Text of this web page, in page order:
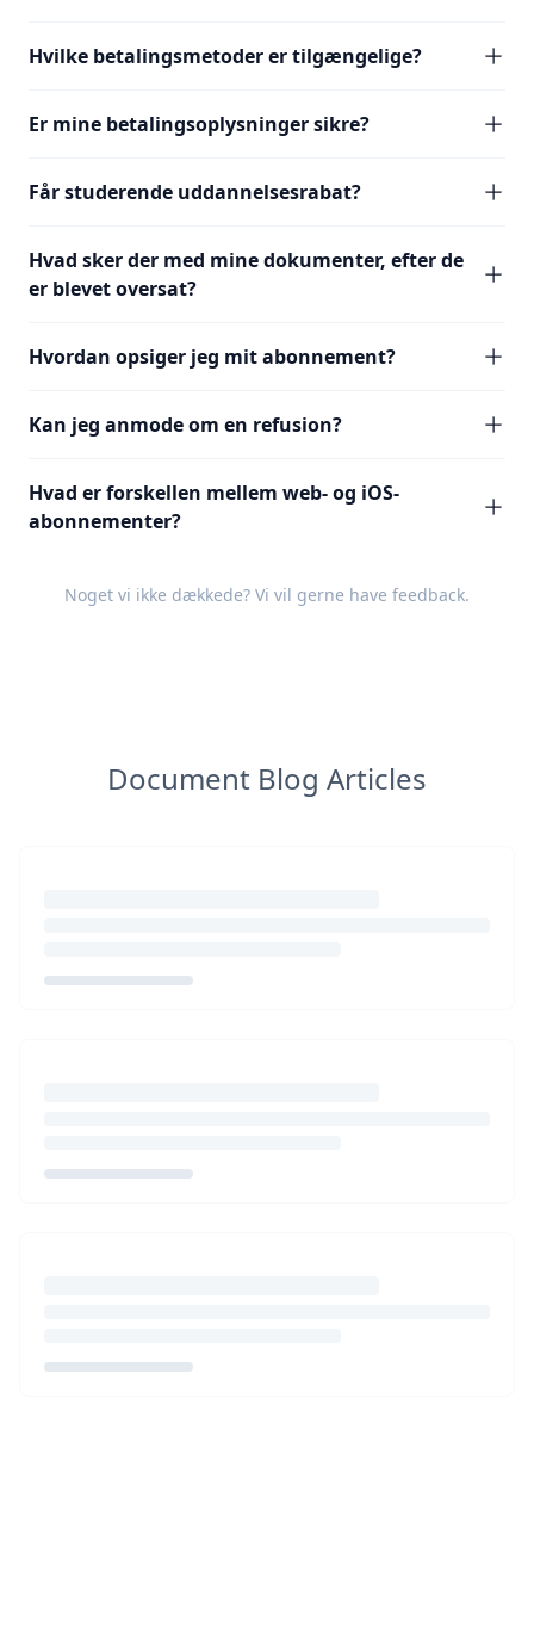
Hvilke betalingsmetoder er tilgængelige?
Er mine betalingsoplysninger sikre?
Får studerende uddannelsesrabat?
Hvad sker der med mine dokumenter, efter de
er blevet oversat?
Hvordan opsiger jeg mit abonnement?
Kan jeg anmode om en refusion?
Hvad er forskellen mellem web- og iOS-
abonnementer?
Noget vi ikke dækkede? Vi vil gerne have feedback.
Document Blog Articles